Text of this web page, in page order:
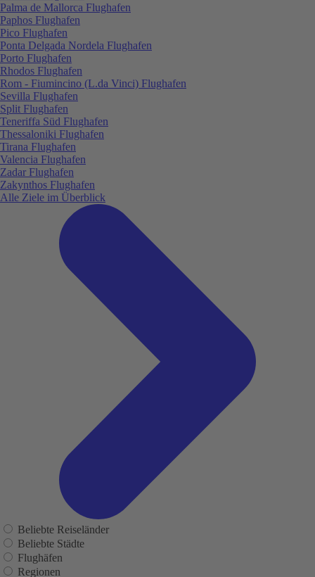
Palma de Mallorca Flughafen
Paphos Flughafen
Pico Flughafen
Ponta Delgada Nordela Flughafen
Porto Flughafen
Rhodos Flughafen
Rom - Fiumincino (L.da Vinci) Flughafen
Sevilla Flughafen
Split Flughafen
Teneriffa Süd Flughafen
Thessaloniki Flughafen
Tirana Flughafen
Valencia Flughafen
Zadar Flughafen
Zakynthos Flughafen
Alle Ziele im Überblick
Beliebte Reiseländer
Beliebte Städte
Flughäfen
Regionen